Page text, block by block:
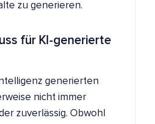
zu generieren.
für KI-generierte
generierten
nicht immer
zuverlässig. Obwohl